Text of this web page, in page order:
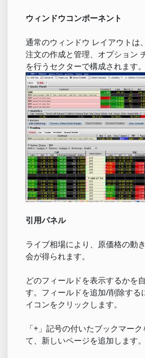
ウィンドウコンポーネント
通常のウィンドウ レイアウトは
注文の作成と管理、オプション
を行うセクターで構成されます。
引用パネル
ライブ相場により、原価格の動
会が得られます。
どのフィールドを表示するかを
す。フィールドを追加/削除する
イコンをクリックします。
「+」記号の付いたブックマー
て、新しいページを追加します。